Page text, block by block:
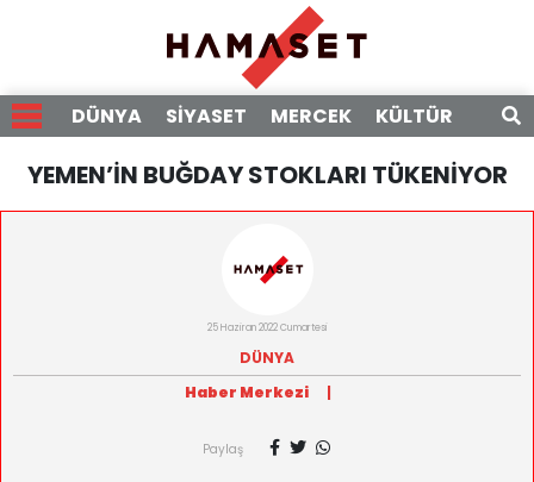
DÜNYA SİYASET MERCEK KÜLTÜR
YEMEN’İN BUĞDAY STOKLARI TÜKENİYOR
25 Haziran 2022 Cumartesi
DÜNYA
Haber Merkezi
|
Paylaş